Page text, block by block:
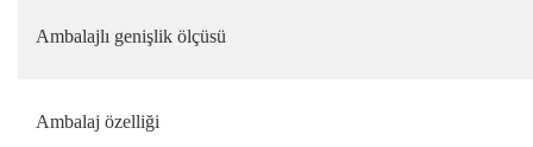
Ambalajlı genişlik ölçüsü
Ambalaj özelliği